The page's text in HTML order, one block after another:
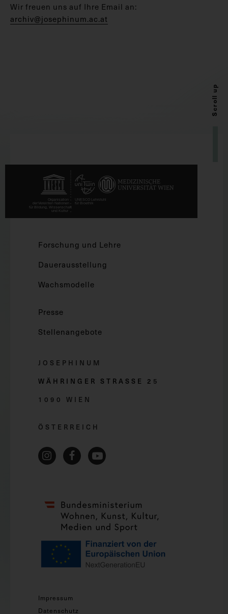
Wir freuen uns auf Ihre Email an:
archiv@josephinum.ac.at
Scroll up
Forschung und Lehre
Dauerausstellung
Wachsmodelle
Presse
Stellenangebote
JOSEPHINUM
WÄHRINGER STRASSE 2 5
1090 WIEN
ÖSTERREICH
Impressum
Datenschutz